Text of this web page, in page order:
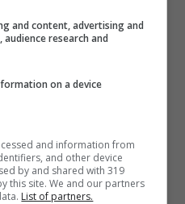
and content, advertising and
research and
on a device
and information from
and other device
by and shared with 319
this site. We and our partners
List of partners.